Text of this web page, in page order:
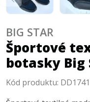
Športové
botasky Big
BIG STAR
Kód produktu: